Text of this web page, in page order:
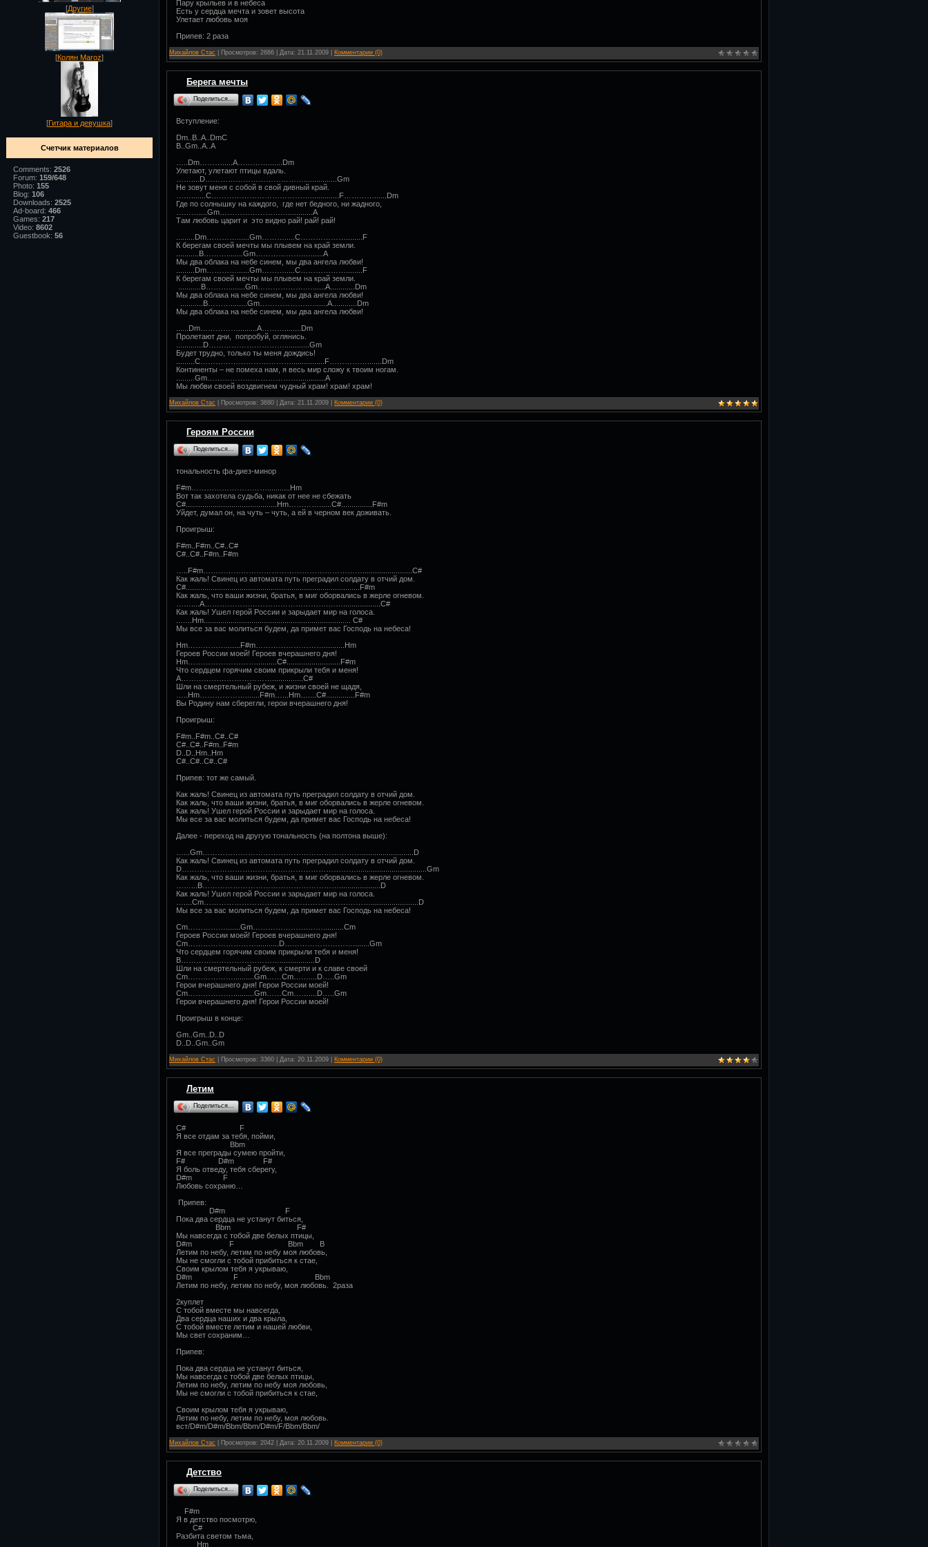
[Другие]
[Колян Maroz]
[Гитара и девушка]
Счетчик материалов
Comments: 2526
Forum: 159/648
Photo: 155
Blog: 106
Downloads: 2525
Ad-board: 466
Games: 217
Video: 8602
Guestbook: 56
Пару крыльев и в небеса
Есть у сердца мечта и зовет высота
Улетает любовь моя
Припев: 2 раза
Михайлов Стас | Просмотров: 2686 | Дата: 21.11.2009 Комментарии (0)
Берега мечты
Поделиться…
Вступление:
Dm..B..A..DmC
B..Gm..A..A
…..Dm……….....A………….......Dm
Улетают, улетают птицы вдаль.
……....D…………………………………................Gm
Не зовут меня с собой в свой дивный край.
…….......C…………………………………..............F…………......Dm
Где по солнышку на каждого, где нет бедного, ни жадного,
………....Gm………………………............A
Там любовь царит и это видно рай! рай! рай!
.........Dm…………......Gm……….....C………………........F
К берегам своей мечты мы плывем на край земли.
...........B………........Gm……………….…......A
Мы два облака на небе синем, мы два ангела любви!
.........Dm…………......Gm……….....C………………........F
К берегам своей мечты мы плывем на край земли.
...........B………........Gm……………….…......A............Dm
Мы два облака на небе синем, мы два ангела любви!
...........B………........Gm……………….…......A............Dm
Мы два облака на небе синем, мы два ангела любви!
......Dm…………….........A………........Dm
Пролетают дни, попробуй, оглянись.
.............D…………………………............Gm
Будет трудно, только ты меня дождись!
.........C………………………………................F…………….......Dm
Континенты – не помеха нам, я весь мир сложу к твоим ногам.
.........Gm……………………………….............A
Мы любви своей воздвигнем чудный храм! храм! храм!
Михайлов Стас | Просмотров: 3680 | Дата: 21.11.2009 Комментарии (0)
Героям России
Поделиться…
тональность фа-диез-минор
F#m…………………………...........Hm
Вот так захотела судьба, никак от нее не сбежать
C#............................................Hm…………......C#...............F#m
Уйдет, думал он, на чуть – чуть, а ей в черном век доживать.
Проигрыш:
F#m..F#m..C#..C#
C#..C#..F#m..F#m
…..F#m………………………………………………………........................C#
Как жаль! Свинец из автомата путь преградил солдату в отчий дом.
C#....................................................................................F#m
Как жаль, что ваши жизни, братья, в миг оборвались в жерле огневом.
……....A………………………………………….……..................C#
Как жаль! Ушел герой России и зарыдает мир на голоса.
..…..Hm....................................................................... C#
Мы все за вас молиться будем, да примет вас Господь на небеса!
Hm…………….......F#m………………………..........Hm
Героев России моей! Героев вчерашнего дня!
Hm………………………..........C#..........................F#m
Что сердцем горячим своим прикрыли тебя и меня!
A………………………………...............C#
Шли на смертельный рубеж, и жизни своей не щадя,
…..Hm……………….......F#m…...Hm…....C#..............F#m
Вы Родину нам сберегли, герои вчерашнего дня!
Проигрыш:
F#m..F#m..C#..C#
C#..C#..F#m..F#m
D..D..Hm..Hm
C#..C#..C#..C#
Припев: тот же самый.
Как жаль! Свинец из автомата путь преградил солдату в отчий дом.
Как жаль, что ваши жизни, братья, в миг оборвались в жерле огневом.
Как жаль! Ушел герой России и зарыдает мир на голоса.
Мы все за вас молиться будем, да примет вас Господь на небеса!
Далее - переход на другую тональность (на полтона выше):
…...Gm……………………………………………………….........................D
Как жаль! Свинец из автомата путь преградил солдату в отчий дом.
D……………………………………………………………..................................Gm
Как жаль, что ваши жизни, братья, в миг оборвались в жерле огневом.
……...B………………………………………………....................D
Как жаль! Ушел герой России и зарыдает мир на голоса.
…....Cm………………………………………………………….......................D
Мы все за вас молиться будем, да примет вас Господь на небеса!
Cm…………….......Gm………………….……..........Cm
Героев России моей! Героев вчерашнего дня!
Cm………………………...........D………………………........Gm
Что сердцем горячим своим прикрыли тебя и меня!
B………………………………….................D
Шли на смертельный рубеж, к смерти и к славе своей
Cm………………..........Gm……Cm……....D…..Gm
Герои вчерашнего дня! Герои России моей!
Cm………………..........Gm……Cm……....D…..Gm
Герои вчерашнего дня! Герои России моей!
Проигрыш в конце:
Gm..Gm..D..D
D..D..Gm..Gm
Михайлов Стас | Просмотров: 3360 | Дата: 20.11.2009 Комментарии (0)
Летим
Поделиться…
C# F
Я все отдам за тебя, пойми,
Bbm
Я все преграды сумею пройти,
F# D#m F#
Я боль отведу, тебя сберегу,
D#m F
Любовь сохраню…
Припев:
D#m F
Пока два сердца не устанут биться,
Bbm F#
Мы навсегда с тобой две белых птицы,
D#m F Bbm B
Летим по небу, летим по небу моя любовь,
Мы не смогли с тобой прибиться к стае,
Своим крылом тебя я укрываю,
D#m F Bbm
Летим по небу, летим по небу, моя любовь. 2раза
2куплет
С тобой вместе мы навсегда,
Два сердца наших и два крыла,
С тобой вместе летим и нашей любви,
Мы свет сохраним…
Припев:
Пока два сердца не устанут биться,
Мы навсегда с тобой две белых птицы,
Летим по небу, летим по небу моя любовь,
Мы не смогли с тобой прибиться к стае,
Своим крылом тебя я укрываю,
Летим по небу, летим по небу, моя любовь.
вст/D#m/D#m/Bbm/Bbm/D#m/F/Bbm/Bbm/
Михайлов Стас | Просмотров: 2042 | Дата: 20.11.2009 Комментарии (0)
Детство
Поделиться…
F#m
Я в детство посмотрю,
C#
Разбита светом тьма,
Hm